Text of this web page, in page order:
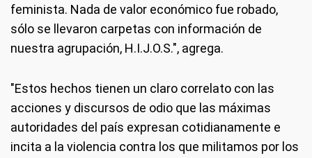
feminista. Nada de valor económico fue robado,
sólo se llevaron carpetas con información de
nuestra agrupación, H.I.J.O.S.", agrega.
"Estos hechos tienen un claro correlato con las
acciones y discursos de odio que las máximas
autoridades del país expresan cotidianamente e
incita a la violencia contra los que militamos por los